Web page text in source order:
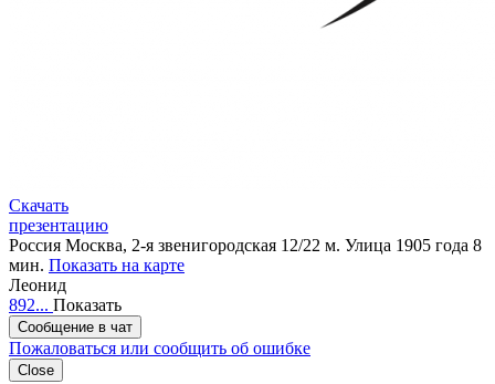
Скачать
презентацию
Россия Москва, 2-я звенигородская 12/22 м. Улица 1905 года 8
мин. Показать на карте
Леонид
892... Показать
Сообщение в чат
Пожаловаться или сообщить об ошибке
Close